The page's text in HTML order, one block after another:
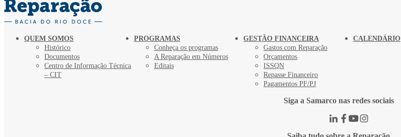
QUEM SOMOS
Histórico
Documentos
Centro de Informação Técnica
– CIT
PROGRAMAS
Conheça os programas
A Reparação em Números
Editais
GESTÃO FINANCEIRA
Gastos com Reparação
Orçamentos
ISSQN
Repasse Financeiro
Pagamentos PF/PJ
CALENDÁRIO
Siga a Samarco nas redes sociais